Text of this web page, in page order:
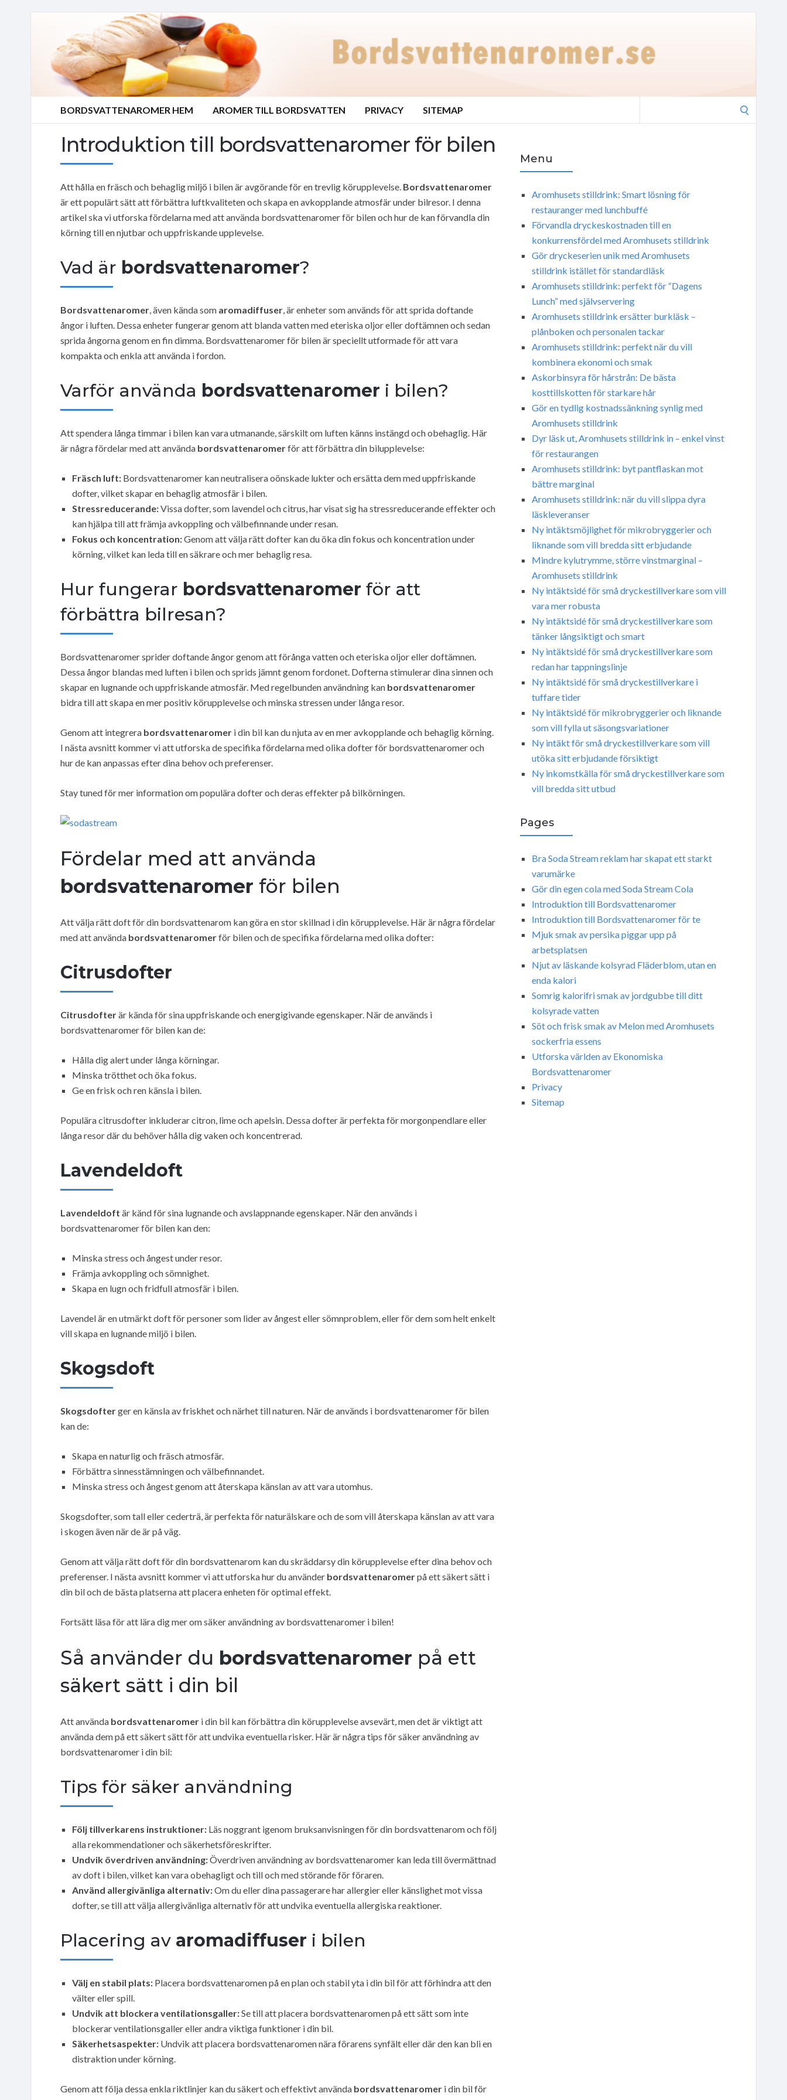
BORDSVATTENAROMER HEM AROMER TILL BORDSVATTEN PRIVACY SITEMAP
Introduktion till bordsvattenaromer för bilen
Att hålla en fräsch och behaglig miljö i bilen är avgörande för en trevlig körupplevelse. Bordsvattenaromer
är ett populärt sätt att förbättra luftkvaliteten och skapa en avkopplande atmosfär under bilresor. I denna
artikel ska vi utforska fördelarna med att använda bordsvattenaromer för bilen och hur de kan förvandla din
körning till en njutbar och uppfriskande upplevelse.
Vad är bordsvattenaromer?
Bordsvattenaromer, även kända som aromadiffuser, är enheter som används för att sprida doftande
ångor i luften. Dessa enheter fungerar genom att blanda vatten med eteriska oljor eller doftämnen och sedan
sprida ångorna genom en fin dimma. Bordsvattenaromer för bilen är speciellt utformade för att vara
kompakta och enkla att använda i fordon.
Varför använda bordsvattenaromer i bilen?
Att spendera långa timmar i bilen kan vara utmanande, särskilt om luften känns instängd och obehaglig. Här
är några fördelar med att använda bordsvattenaromerför att förbättra din bilupplevelse:
Fräsch luft: Bordsvattenaromer kan neutralisera oönskade lukter och ersätta dem med uppfriskande
dofter, vilket skapar en behaglig atmosfär i bilen.
Stressreducerande:Vissa dofter, som lavendel och citrus, har visat sig ha stressreducerande effekter och
kan hjälpa till att främja avkoppling och välbefinnande under resan.
Fokus och koncentration:Genom att välja rätt dofter kan du öka din fokus och koncentration under
körning, vilket kan leda till en säkrare och mer behaglig resa.
Hur fungerar bordsvattenaromer för att
förbättra bilresan?
Bordsvattenaromer sprider doftande ångor genom att förånga vatten och eteriska oljor eller doftämnen.
Dessa ångor blandas med luften i bilen och sprids jämnt genom fordonet. Dofterna stimulerar dina sinnen och
skapar en lugnande och uppfriskande atmosfär. Med regelbunden användning kan bordsvattenaromer
bidra till att skapa en mer positiv körupplevelse och minska stressen under långa resor.
Genom att integrera bordsvattenaromer i din bil kan du njuta av en mer avkopplande och behaglig körning.
I nästa avsnitt kommer vi att utforska de specifika fördelarna med olika dofter för bordsvattenaromer och
hur de kan anpassas efter dina behov och preferenser.
Stay tuned för mer information om populära dofter och deras effekter på bilkörningen.
Fördelar med att använda
bordsvattenaromer för bilen
Att välja rätt doft för din bordsvattenarom kan göra en stor skillnad i din körupplevelse. Här är några fördelar
med att använda bordsvattenaromerför bilen och de specifika fördelarna med olika dofter:
Citrusdofter
Citrusdofterär kända för sina uppfriskande och energigivande egenskaper. När de används i
bordsvattenaromer för bilen kan de:
Hålla dig alert under långa körningar.
Minska trötthet och öka fokus.
Ge en frisk och ren känsla i bilen.
Populära citrusdofter inkluderar citron, lime och apelsin. Dessa dofter är perfekta för morgonpendlare eller
långa resor där du behöver hålla dig vaken och koncentrerad.
Lavendeldoft
Lavendeldoft är känd för sina lugnande och avslappnande egenskaper. När den används i
bordsvattenaromer för bilen kan den:
Minska stress och ångest under resor.
Främja avkoppling och sömnighet.
Skapa en lugn och fridfull atmosfär i bilen.
Lavendel är en utmärkt doft för personer som lider av ångest eller sömnproblem, eller för dem som helt enkelt
vill skapa en lugnande miljö i bilen.
Skogsdoft
Skogsdofterger en känsla av friskhet och närhet till naturen. När de används i bordsvattenaromer för bilen
kan de:
Skapa en naturlig och fräsch atmosfär.
Förbättra sinnesstämningen och välbefinnandet.
Minska stress och ångest genom att återskapa känslan av att vara utomhus.
Skogsdofter, som tall eller cederträ, är perfekta för naturälskare och de som vill återskapa känslan av att vara
i skogen även när de är på väg.
Genom att välja rätt doft för din bordsvattenarom kan du skräddarsy din körupplevelse efter dina behov och
preferenser. I nästa avsnitt kommer vi att utforska hur du använder bordsvattenaromerpå ett säkert sätt i
din bil och de bästa platserna att placera enheten för optimal effekt.
Fortsätt läsa för att lära dig mer om säker användning av bordsvattenaromer i bilen!
Så använder du bordsvattenaromer på ett
säkert sätt i din bil
Att använda bordsvattenaromer i din bil kan förbättra din körupplevelse avsevärt, men det är viktigt att
använda dem på ett säkert sätt för att undvika eventuella risker. Här är några tips för säker användning av
bordsvattenaromer i din bil:
Tips för säker användning
Följ tillverkarens instruktioner: Läs noggrant igenom bruksanvisningen för din bordsvattenarom och följ
alla rekommendationer och säkerhetsföreskrifter.
Undvik överdriven användning:Överdriven användning av bordsvattenaromer kan leda till övermättnad
av doft i bilen, vilket kan vara obehagligt och till och med störande för föraren.
Använd allergivänliga alternativ:Om du eller dina passagerare har allergier eller känslighet mot vissa
dofter, se till att välja allergivänliga alternativ för att undvika eventuella allergiska reaktioner.
Placering av aromadiffuser i bilen
Välj en stabil plats: Placera bordsvattenaromen på en plan och stabil yta i din bil för att förhindra att den
välter eller spill.
Undvik att blockera ventilationsgaller:Se till att placera bordsvattenaromen på ett sätt som inte
blockerar ventilationsgaller eller andra viktiga funktioner i din bil.
Säkerhetsaspekter: Undvik att placera bordsvattenaromen nära förarens synfält eller där den kan bli en
distraktion under körning.
Genom att följa dessa enkla riktlinjer kan du säkert och effektivt använda bordsvattenaromer i din bil för
Menu
Aromhusets stilldrink: Smart lösning för
restauranger med lunchbuffé
Förvandla dryckeskostnaden till en
konkurrensfördel med Aromhusets stilldrink
Gör dryckeserien unik med Aromhusets
stilldrink istället för standardläsk
Aromhusets stilldrink: perfekt för “Dagens
Lunch” med självservering
Aromhusets stilldrink ersätter burkläsk –
plånboken och personalen tackar
Aromhusets stilldrink: perfekt när du vill
kombinera ekonomi och smak
Askorbinsyra för hårstrån: De bästa
kosttillskotten för starkare hår
Gör en tydlig kostnadssänkning synlig med
Aromhusets stilldrink
Dyr läsk ut, Aromhusets stilldrink in – enkel vinst
för restaurangen
Aromhusets stilldrink: byt pantflaskan mot
bättre marginal
Aromhusets stilldrink: när du vill slippa dyra
läskleveranser
Ny intäktsmöjlighet för mikrobryggerier och
liknande som vill bredda sitt erbjudande
Mindre kylutrymme, större vinstmarginal –
Aromhusets stilldrink
Ny intäktsidé för små dryckestillverkare som vill
vara mer robusta
Ny intäktsidé för små dryckestillverkare som
tänker långsiktigt och smart
Ny intäktsidé för små dryckestillverkare som
redan har tappningslinje
Ny intäktsidé för små dryckestillverkare i
tuffare tider
Ny intäktsidé för mikrobryggerier och liknande
som vill fylla ut säsongsvariationer
Ny intäkt för små dryckestillverkare som vill
utöka sitt erbjudande försiktigt
Ny inkomstkälla för små dryckestillverkare som
vill bredda sitt utbud
Pages
Bra Soda Stream reklam har skapat ett starkt
varumärke
Gör din egen cola med Soda Stream Cola
Introduktion till Bordsvattenaromer
Introduktion till Bordsvattenaromer för te
Mjuk smak av persika piggar upp på
arbetsplatsen
Njut av läskande kolsyrad Fläderblom, utan en
enda kalori
Somrig kalorifri smak av jordgubbe till ditt
kolsyrade vatten
Söt och frisk smak av Melon med Aromhusets
sockerfria essens
Utforska världen av Ekonomiska
Bordsvattenaromer
Privacy
Sitemap